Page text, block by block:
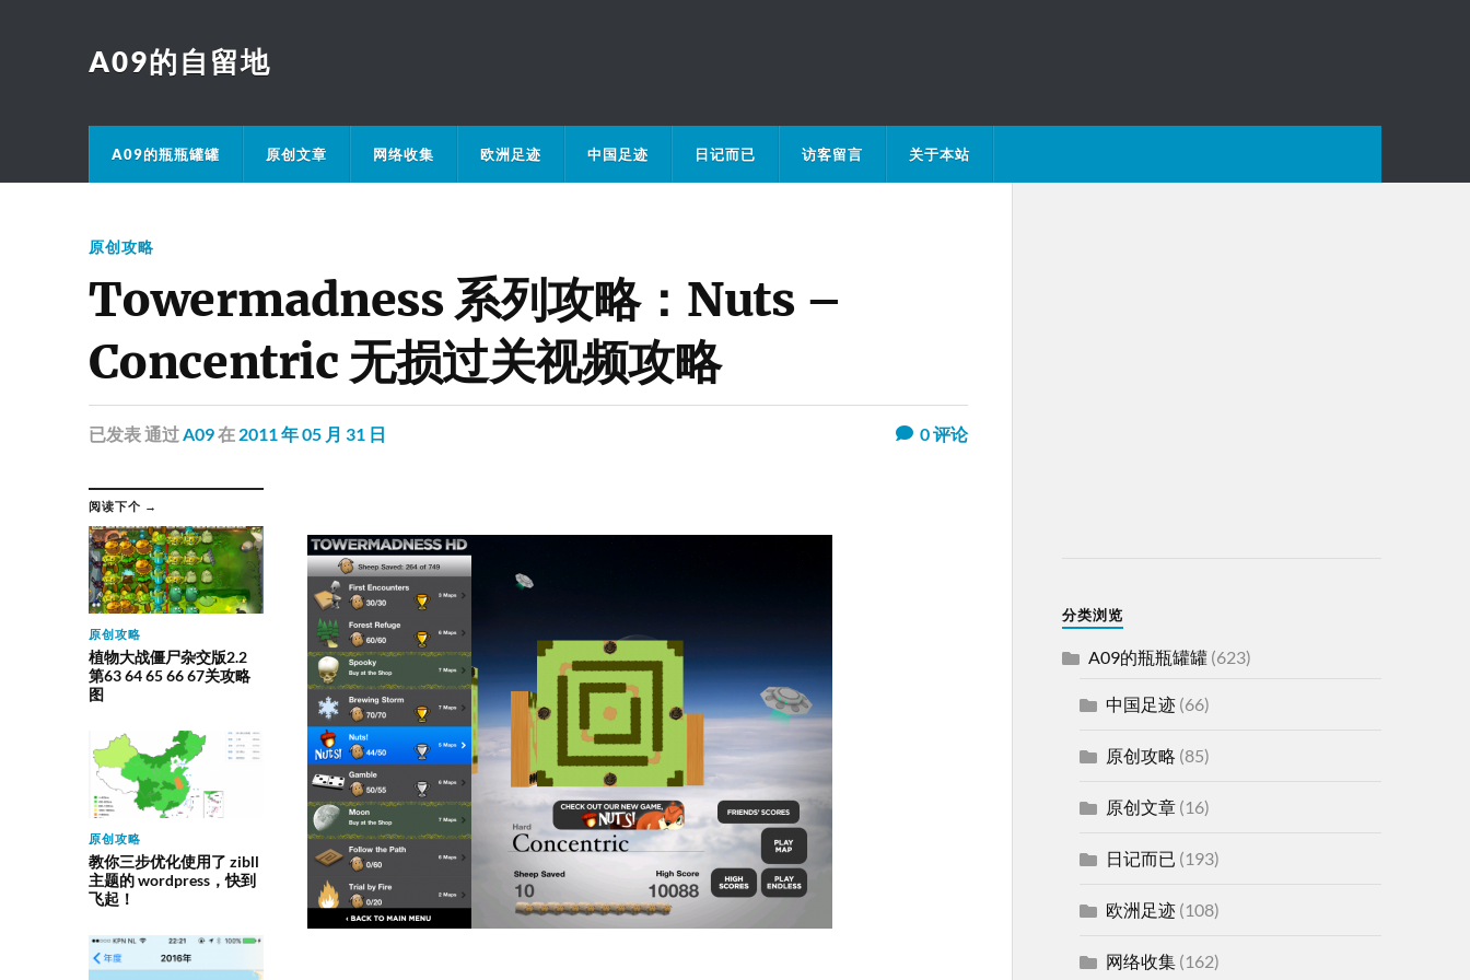
A09的自留地
A09的瓶瓶罐罐 原创文章 网络收集 欧洲足迹 中国足迹 日记而已 访客留言 关于本站
原创攻略
Towermadness 系列攻略：Nuts –
Concentric 无损过关视频攻略
已发表通过A09在 2011 年 05 月 31 日 0评论
阅读下个 →
原创攻略
植物大战僵尸杂交版2.2
第63 64 65 66 67关攻略
图
原创攻略
教你三步优化使用了 zibll
主题的 wordpress，快到
飞起！
分类浏览
A09的瓶瓶罐罐(623)
中国足迹(66)
原创攻略 (85)
原创文章(16)
日记而已 (193)
欧洲足迹(108)
网络收集(162)